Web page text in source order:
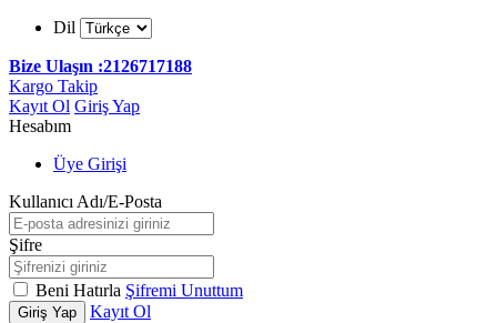
Dil
Bize Ulaşın :2126717188
Kargo Takip
Kayıt Ol Giriş Yap
Hesabım
Üye Girişi
Kullanıcı Adı/E-Posta
Şifre
Beni Hatırla Şifremi Unuttum
Giriş Yap
Kayıt Ol